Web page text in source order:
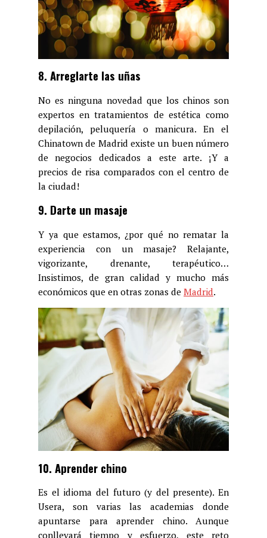
8. Arreglarte las uñas
No es ninguna novedad que los chinos son
expertos en tratamientos de estética como
depilación, peluquería o manicura. En el
Chinatown de Madrid existe un buen número
de negocios dedicados a este arte. ¡Y a
precios de risa comparados con el centro de
la ciudad!
9. Darte un masaje
Y ya que estamos, ¿por qué no rematar la
experiencia con un masaje? Relajante,
vigorizante, drenante, terapéutico…
Insistimos, de gran calidad y mucho más
económicos que en otras zonas de Madrid.
10. Aprender chino
Es el idioma del futuro (y del presente). En
Usera, son varias las academias donde
apuntarse para aprender chino. Aunque
conllevará tiempo y esfuerzo, este reto